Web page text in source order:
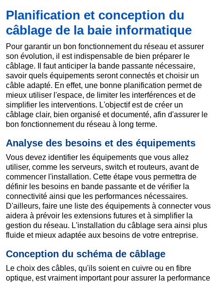
Planification et conception du
câblage de la baie informatique
Pour garantir un bon fonctionnement du réseau et assurer
son évolution, il est indispensable de bien préparer le
câblage. Il faut anticiper la bande passante nécessaire,
savoir quels équipements seront connectés et choisir un
câble adapté. En effet, une bonne planification permet de
mieux utiliser l'espace, de limiter les interférences et de
simplifier les interventions. L'objectif est de créer un
câblage clair, bien organisé et documenté, afin d'assurer le
bon fonctionnement du réseau à long terme.
Analyse des besoins et des équipements
Vous devez identifier les équipements que vous allez
utiliser, comme les serveurs, switch et routeurs, avant de
commencer l'installation. Cette étape vous permettra de
définir les besoins en bande passante et de vérifier la
connectivité ainsi que les performances nécessaires.
D'ailleurs, faire une liste des équipements à connecter vous
aidera à prévoir les extensions futures et à simplifier la
gestion du réseau. L'installation du câblage sera ainsi plus
fluide et mieux adaptée aux besoins de votre entreprise.
Conception du schéma de câblage
Le choix des câbles, qu'ils soient en cuivre ou en fibre
optique, est vraiment important pour assurer la performance